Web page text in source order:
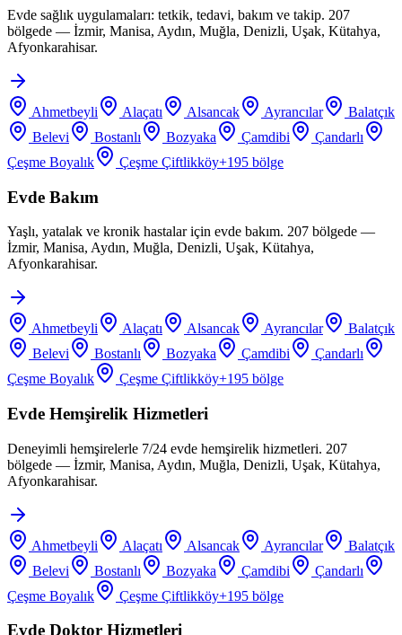
Evde sağlık uygulamaları: tetkik, tedavi, bakım ve takip. 207
bölgede — İzmir, Manisa, Aydın, Muğla, Denizli, Uşak, Kütahya,
Afyonkarahisar.
Ahmetbeyli Alaçatı Alsancak Ayrancılar
Balatçık
Belevi
Bostanlı Bozyaka Çamdibi
Çandarlı
Çeşme Boyalık
Çeşme Çiftlikköy+195 bölge
Evde Bakım
Yaşlı, yatalak ve kronik hastalar için evde bakım. 207 bölgede —
İzmir, Manisa, Aydın, Muğla, Denizli, Uşak, Kütahya,
Afyonkarahisar.
Ahmetbeyli Alaçatı Alsancak Ayrancılar
Balatçık
Belevi
Bostanlı Bozyaka Çamdibi
Çandarlı
Çeşme Boyalık
Çeşme Çiftlikköy+195 bölge
Evde Hemşirelik Hizmetleri
Deneyimli hemşirelerle 7/24 evde hemşirelik hizmetleri. 207
bölgede — İzmir, Manisa, Aydın, Muğla, Denizli, Uşak, Kütahya,
Afyonkarahisar.
Ahmetbeyli Alaçatı Alsancak Ayrancılar
Balatçık
Belevi
Bostanlı Bozyaka Çamdibi
Çandarlı
Çeşme Boyalık
Çeşme Çiftlikköy+195 bölge
Evde Doktor Hizmetleri